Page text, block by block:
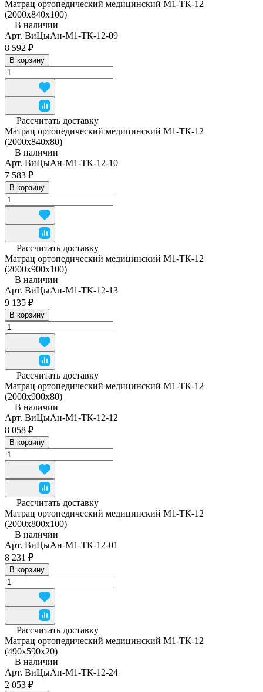
Матрац ортопедический медицинский М1-ТК-12
(2000x840x100)
В наличии
Арт. ВиЦыАн-М1-ТК-12-09
8 592 ₽
В корзину
Рассчитать доставку
Матрац ортопедический медицинский М1-ТК-12
(2000x840x80)
В наличии
Арт. ВиЦыАн-М1-ТК-12-10
7 583 ₽
В корзину
Рассчитать доставку
Матрац ортопедический медицинский М1-ТК-12
(2000x900x100)
В наличии
Арт. ВиЦыАн-М1-ТК-12-13
9 135 ₽
В корзину
Рассчитать доставку
Матрац ортопедический медицинский М1-ТК-12
(2000x900x80)
В наличии
Арт. ВиЦыАн-М1-ТК-12-12
8 058 ₽
В корзину
Рассчитать доставку
Матрац ортопедический медицинский М1-ТК-12
(2000х800х100)
В наличии
Арт. ВиЦыАн-М1-ТК-12-01
8 231 ₽
В корзину
Рассчитать доставку
Матрац ортопедический медицинский М1-ТК-12
(490x590x20)
В наличии
Арт. ВиЦыАн-М1-ТК-12-24
2 053 ₽